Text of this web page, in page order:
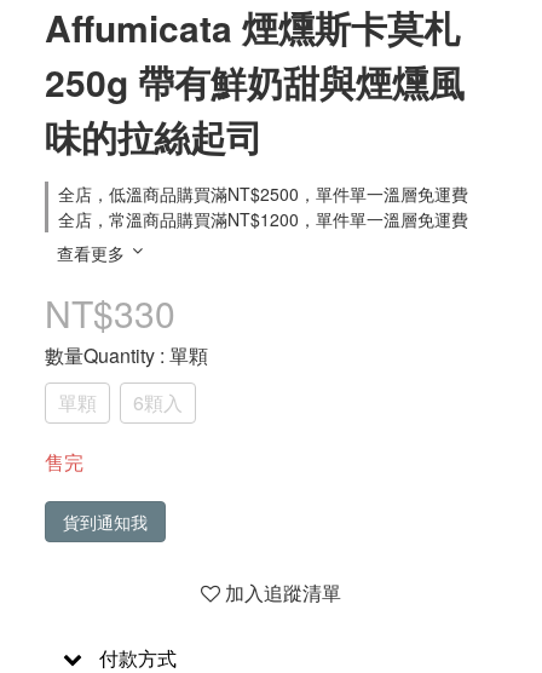
Affumicata 煙燻斯卡莫札
250g 帶有鮮奶甜與煙燻風
味的拉絲起司
全店，低溫商品購買滿NT$2500，單件單一溫層免運費
全店，常溫商品購買滿NT$1200，單件單一溫層免運費
查看更多
NT$330
數量Quantity : 單顆
單顆
6顆入
售完
貨到通知我
加入追蹤清單
付款方式